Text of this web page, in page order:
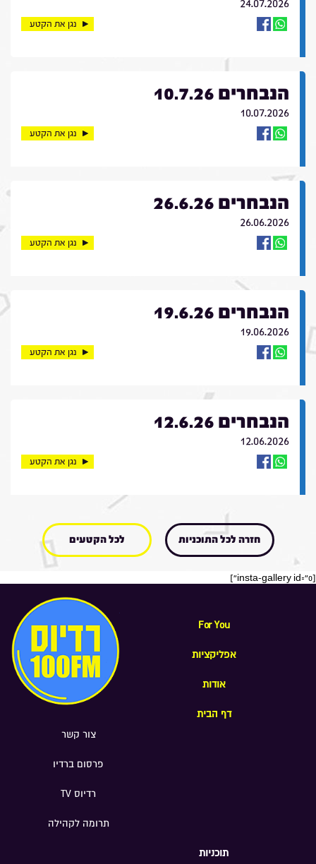
נגן את הקטע
הנבחרים 10.7.26
10.07.2026
נגן את הקטע
הנבחרים 26.6.26
26.06.2026
נגן את הקטע
הנבחרים 19.6.26
19.06.2026
נגן את הקטע
הנבחרים 12.6.26
12.06.2026
נגן את הקטע
חזרה לכל התוכניות לכל הקטעים
[insta-gallery id="0"]
For You
אפליקציות
אודות
דף הבית
צור קשר
פרסום ברדיו
רדיוס TV
תרומה לקהילה
תוכניות